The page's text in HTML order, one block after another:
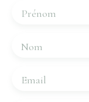
Prénom
Nom
Email